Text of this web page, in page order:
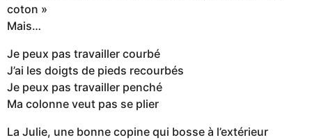
coton »
Mais…
Je peux pas travailler courbé
J’ai les doigts de pieds recourbés
Je peux pas travailler penché
Ma colonne veut pas se plier
La Julie, une bonne copine qui bosse à l’extérieur